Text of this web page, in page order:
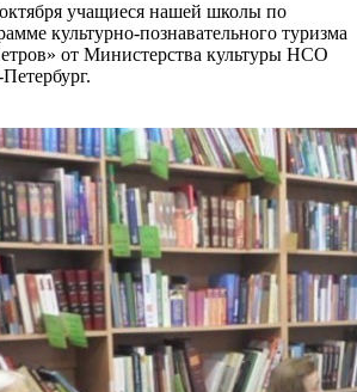
учащиеся нашей школы по
культурно-познавательного туризма
от Министерства культуры НСО